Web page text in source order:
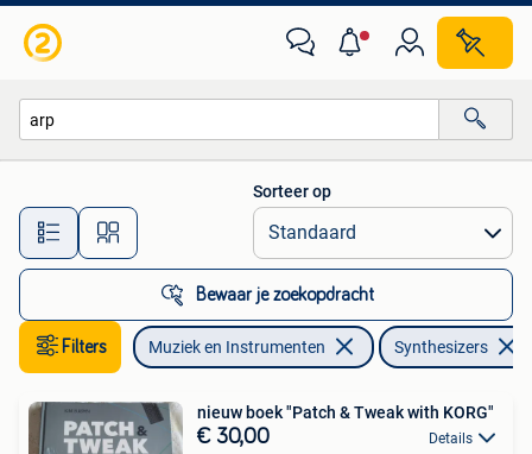
Alle afstanden…
Sorteer op
Bewaar je zoekopdracht
Filters Muziek en Instrumenten Synthesizers
nieuw boek "Patch & Tweak with KORG"
€ 30,00 Details